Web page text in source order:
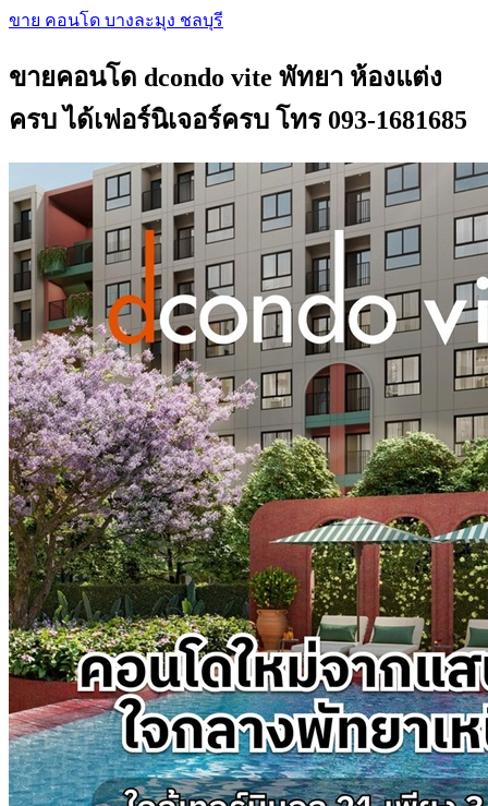
ขาย คอนโด บางละมุง ชลบุรี
ขายคอนโด dcondo vite พัทยา ห้องแต่ง
ครบ ได้เฟอร์นิเจอร์ครบ โทร 093-1681685